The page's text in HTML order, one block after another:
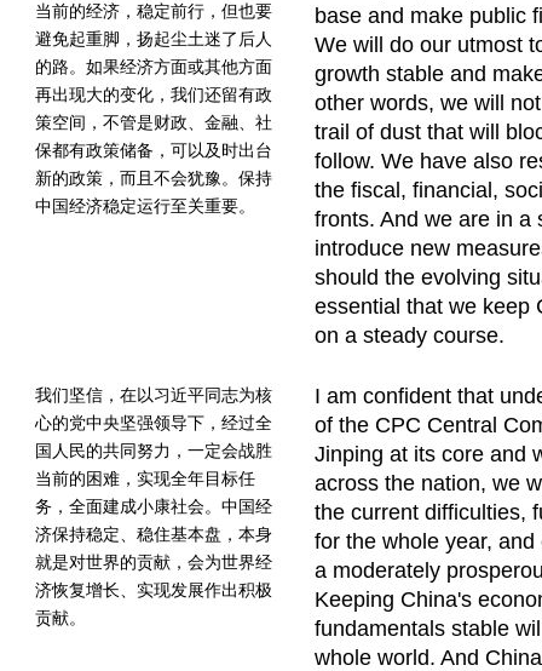
当前的经济，稳定前行，但也要
避免起重脚，扬起尘土迷了后人
的路。如果经济方面或其他方面
再出现大的变化，我们还留有政
策空间，不管是财政、金融、社
保都有政策储备，可以及时出台
新的政策，而且不会犹豫。保持
中国经济稳定运行至关重要。
base and make public
We will do our utmost
growth stable and
other words, we will
trail of dust that will
follow. We have also
the fiscal, financial,
fronts. And we are in a
introduce new
should the evolving
essential that we keep
on a steady course.
我们坚信，在以习近平同志为核
心的党中央坚强领导下，经过全
国人民的共同努力，一定会战胜
当前的困难，实现全年目标任
务，全面建成小康社会。中国经
济保持稳定、稳住基本盘，本身
就是对世界的贡献，会为世界经
济恢复增长、实现发展作出积极
贡献。
I am confident that
of the CPC Central
Jinping at its core and
across the nation, we
the current difficulties,
for the whole year,
a moderately
Keeping China's
fundamentals stable
whole world. And